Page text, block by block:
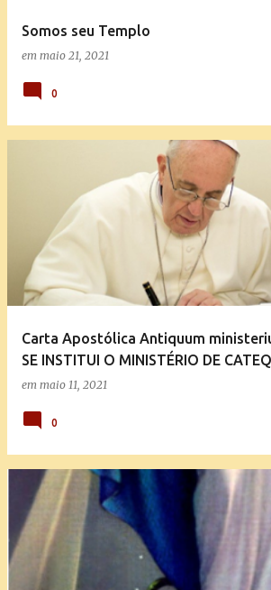
Somos seu Templo
em maio 21, 2021
0
Carta Apostólica Antiquum
SE INSTITUI O MINISTÉRIO DE
em maio 11, 2021
0